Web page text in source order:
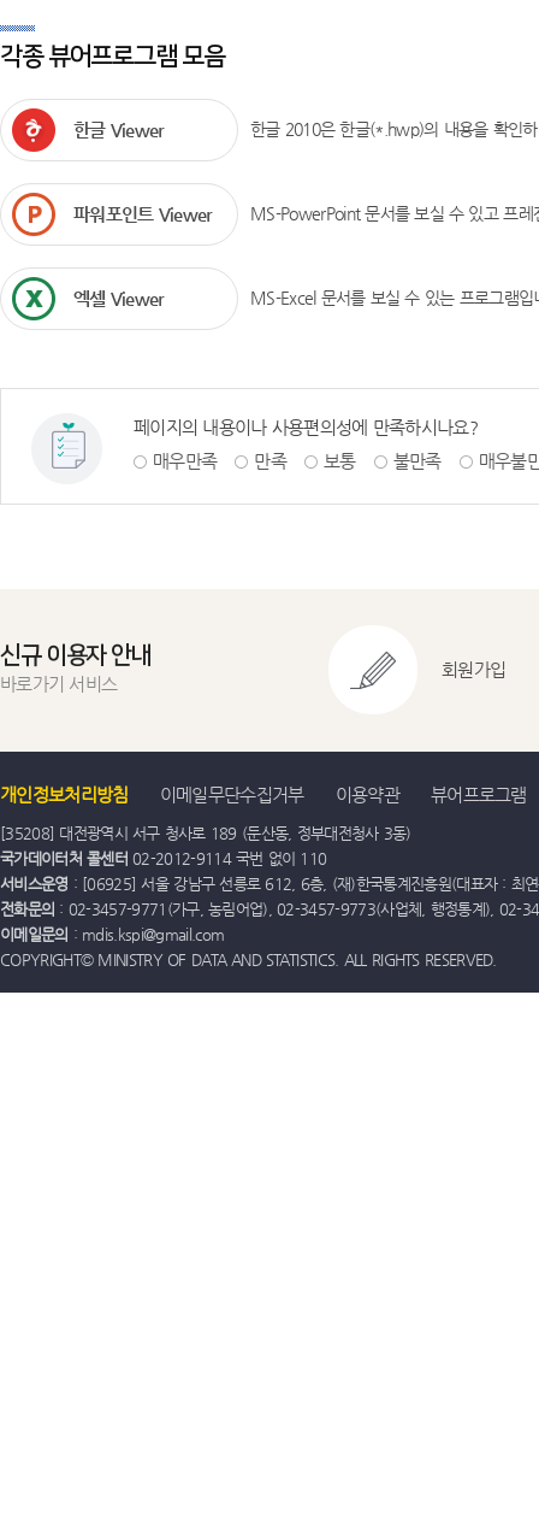
각종 뷰어프로그램 모음
한글 Viewer 한글 2010은 한글(*.hwp)의 내용을 확인
파워포인트 Viewer MS-PowerPoint 문서를 보실 수 있고 프레
엑셀 Viewer MS-Excel 문서를 보실 수 있는 프로그램입
페이지의 내용이나 사용편의성에 만족하시나요?
매우만족
만족 보통 불만족 매우불
신규 이용자 안내
바로가기 서비스
회원가입
개인정보처리방침 이메일무단수집거부 이용약관 뷰어프로그램
[35208] 대전광역시 서구 청사로 189 (둔산동, 정부대전청사 3동)
국가데이터처 콜센터 02-2012-9114 국번 없이 110
서비스운영 : [06925] 서울 강남구 선릉로 612, 6층, (재)한국통계진흥원(대표자 : 최
전화문의 : 02-3457-9771(가구, 농림어업), 02-3457-9773(사업체, 행정통계), 02-
이메일문의 : mdis.kspi@gmail.com
COPYRIGHT© MINISTRY OF DATA AND STATISTICS. ALL RIGHTS RESERVED.